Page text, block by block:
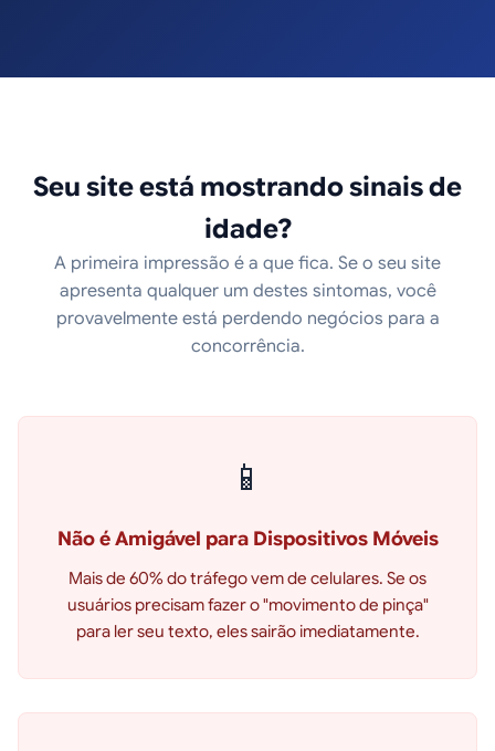
Seu site está mostrando sinais de
idade?
A primeira impressão é a que fica. Se o seu site
apresenta qualquer um destes sintomas, você
provavelmente está perdendo negócios para a
concorrência.
📱
Não é Amigável para Dispositivos Móveis
Mais de 60% do tráfego vem de celulares. Se os
usuários precisam fazer o "movimento de pinça"
para ler seu texto, eles sairão imediatamente.